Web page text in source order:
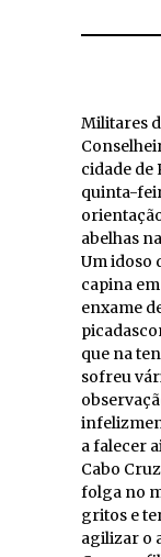
Militares
cidade de
quinta-
abelhas
Um idoso
capina
enxame
que na
sofreu
a falecer
Cabo
folga no
gritos e
agilizar o